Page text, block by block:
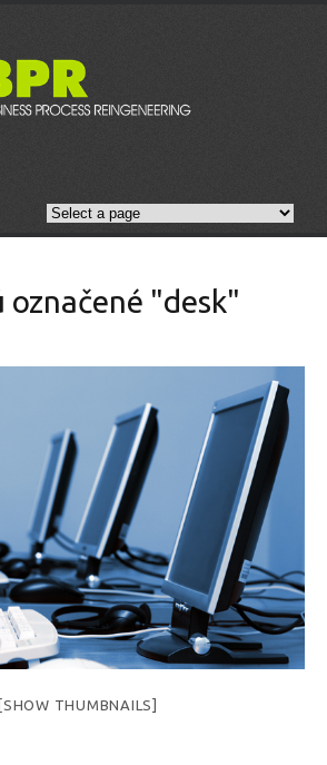
označené "desk"
[SHOW THUMBNAILS]